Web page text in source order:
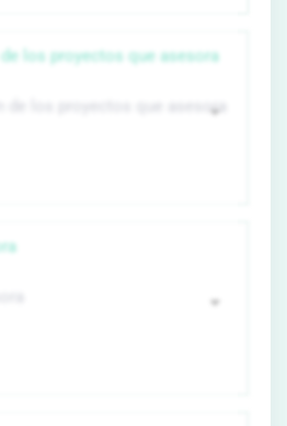
de los proyectos que asesora